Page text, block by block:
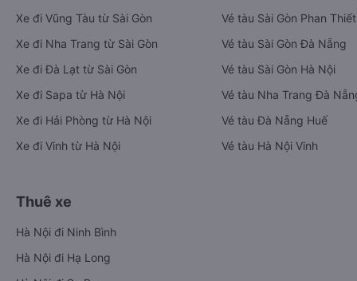
Xe đi Vũng Tàu từ Sài Gòn
Xe đi Nha Trang từ Sài Gòn
Xe đi Đà Lạt từ Sài Gòn
Xe đi Sapa từ Hà Nội
Xe đi Hải Phòng từ Hà Nội
Xe đi Vinh từ Hà Nội
Vé tàu Sài Gòn Phan Thiết
Vé tàu Sài Gòn Đà Nẵng
Vé tàu Sài Gòn Hà Nội
Vé tàu Nha Trang Đà
Vé tàu Đà Nẵng Huế
Vé tàu Hà Nội Vinh
Thuê xe
Hà Nội đi Ninh Bình
Hà Nội đi Hạ Long